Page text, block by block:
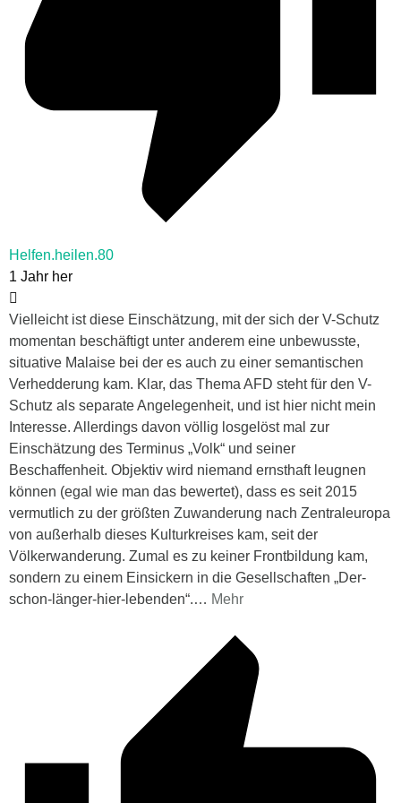
Helfen.heilen.80
1 Jahr her
Vielleicht ist diese Einschätzung, mit der sich der V-Schutz
momentan beschäftigt unter anderem eine unbewusste,
situative Malaise bei der es auch zu einer semantischen
Verhedderung kam. Klar, das Thema AFD steht für den V-
Schutz als separate Angelegenheit, und ist hier nicht mein
Interesse. Allerdings davon völlig losgelöst mal zur
Einschätzung des Terminus „Volk“ und seiner
Beschaffenheit. Objektiv wird niemand ernsthaft leugnen
können (egal wie man das bewertet), dass es seit 2015
vermutlich zu der größten Zuwanderung nach Zentraleuropa
von außerhalb dieses Kulturkreises kam, seit der
Völkerwanderung. Zumal es zu keiner Frontbildung kam,
sondern zu einem Einsickern in die Gesellschaften „Der-
schon-länger-hier-lebenden“.… Mehr